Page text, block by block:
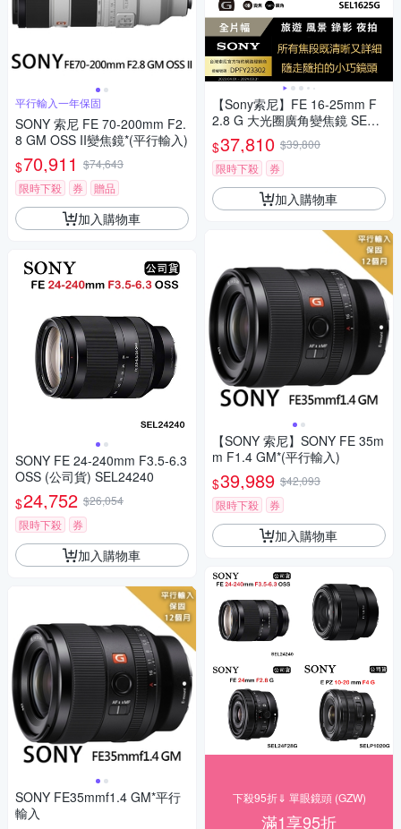
平行輸入一年保固
SONY 索尼 FE 70-200mm F2.
8 GM OSS II變焦鏡*(平行輸入)
$70,911 $74,643
限時下殺
券 贈品
加入購物車
SONY FE 24-240mm F3.5-6.3
OSS (公司貨) SEL24240
$24,752 $26,054
限時下殺
券
加入購物車
SONY FE35mmf1.4 GM*平行
輸入
【Sony索尼】FE 16-25mm F
2.8 G 大光圈廣角變焦鏡 SEL1
625G (公司貨 保固24個月)
$37,810 $39,800
限時下殺
券
加入購物車
【SONY 索尼】SONY FE 35m
m F1.4 GM*(平行輸入)
$39,989 $42,093
限時下殺
券
加入購物車
下殺95折⇓ 單眼鏡頭 (GZW)
滿1享95折